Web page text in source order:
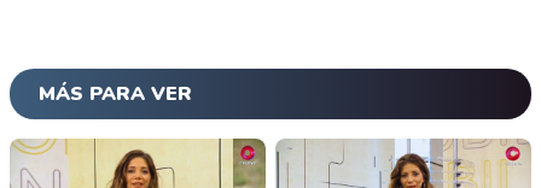
MÁS PARA VER